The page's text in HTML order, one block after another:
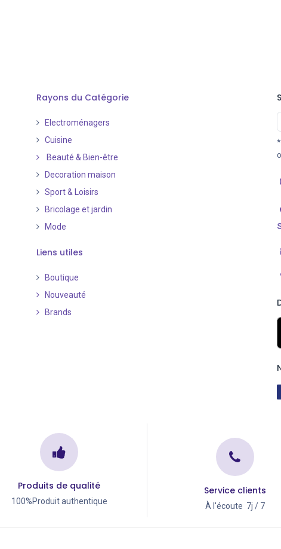
Rayons du Catégorie
Electroménagers
Cuisine
Beauté & Bien-être
Decoration maison
Sport & Loisirs
Bricolage et jardin
Mode
Liens utiles
Boutique
Nouveauté
Brands
Produits de qualité
100%Produit authentique
Service clients
À l'écoute 7j / 7